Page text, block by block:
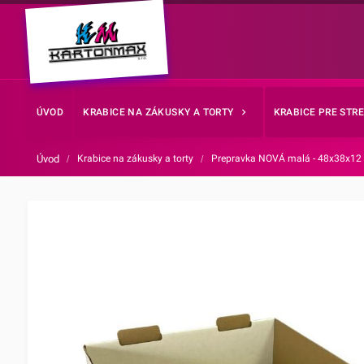
ÚVOD KRABICE NA ZÁKUSKY A TORTY KRABICE PRE
Úvod / Krabice na zákusky a torty / Prepravka NOVÁ malá -